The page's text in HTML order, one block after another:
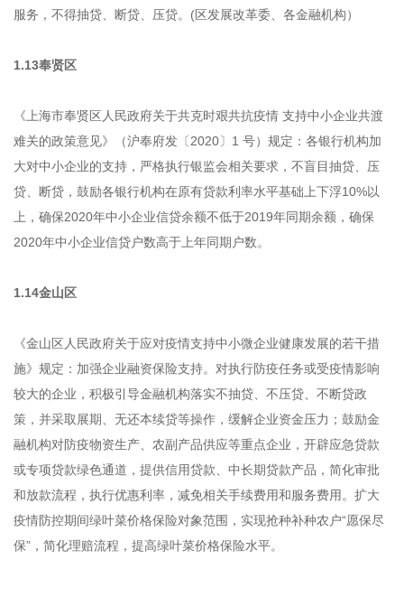
服务，不得抽贷、断贷、压贷。(区发展改革委、各金融机构）
1.13奉贤区
《上海市奉贤区人民政府关于共克时艰共抗疫情 支持中小企业共渡
难关的政策意见》（沪奉府发〔2020〕1 号）规定：各银行机构加
大对中小企业的支持，严格执行银监会相关要求，不盲目抽贷、压
贷、断贷，鼓励各银行机构在原有贷款利率水平基础上下浮10%以
上，确保2020年中小企业信贷余额不低于2019年同期余额，确保
2020年中小企业信贷户数高于上年同期户数。
1.14金山区
《金山区人民政府关于应对疫情支持中小微企业健康发展的若干措
施》规定：加强企业融资保险支持。对执行防疫任务或受疫情影响
较大的企业，积极引导金融机构落实不抽贷、不压贷、不断贷政
策，并采取展期、无还本续贷等操作，缓解企业资金压力；鼓励金
融机构对防疫物资生产、农副产品供应等重点企业，开辟应急贷款
或专项贷款绿色通道，提供信用贷款、中长期贷款产品，简化审批
和放款流程，执行优惠利率，减免相关手续费用和服务费用。扩大
疫情防控期间绿叶菜价格保险对象范围，实现抢种补种农户“愿保尽
保”，简化理赔流程，提高绿叶菜价格保险水平。